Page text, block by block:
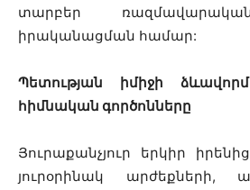
տարբեր
իրականացման համար:
Պետության իմիջի
հիմնական գործոնները
Յուրաքանչյուր երկիր
յուրօրինակ արժեքների,